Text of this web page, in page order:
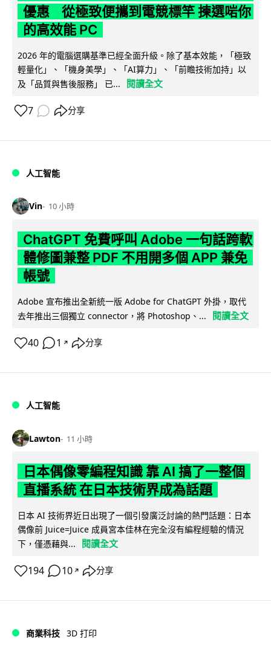
優惠 從極致便攜到電競標竿 揀選啱你
的高效能 PC
2026 年的電腦選購基準已經全面升級。除了基本效能，「極致
輕量化」、「機身美學」、「AI算力」、「前瞻技術加持」以
及「品質與售後服務」 已...
閱讀全文
7 分享
人工智能
Vin 10 小時
ChatGPT 免費呼叫 Adobe 一句話跨軟
體修圖兼整 PDF 不用開多個 APP 兼免
帳號
Adobe 宣布推出全新統一版 Adobe for ChatGPT 外掛，取代
去年推出三個獨立 connector，將 Photoshop、...
閱讀全文
40 1 ↗ 分享
人工智能
Lawton 11 小時
日本偶像零編程知識 靠 AI 搞了一整個
直播系統 在日本技術界成為話題
日本 AI 技術界近日出現了一個引發廣泛討論的熱門話題：日本
偶像前 Juice=Juice 成員宮本佳林在完全沒有編程經驗的情況
下，僅憑藉與...
閱讀全文
194 10 ↗ 分享
商業科技 3D 打印